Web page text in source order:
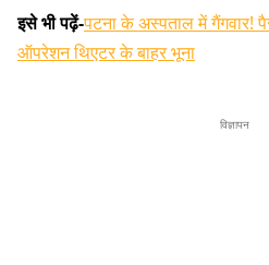
इसे भी पढ़ें-पटना के अस्पताल में गैंगवार!
ऑपरेशन थिएटर के बाहर भूना
विज्ञापन